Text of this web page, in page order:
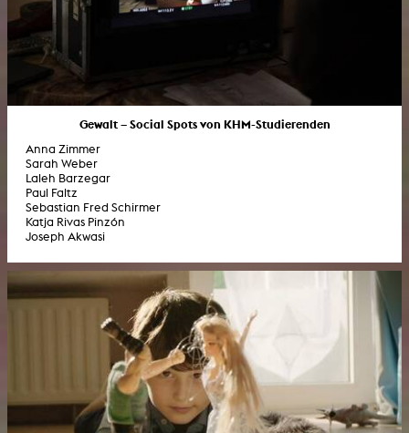
Gewalt – Social Spots von KHM-Studierenden
Anna Zimmer
Sarah Weber
Laleh Barzegar
Paul Faltz
Sebastian Fred Schirmer
Katja Rivas Pinzón
Joseph Akwasi